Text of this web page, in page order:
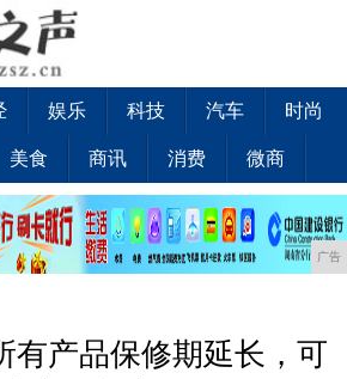
娱乐 科技 汽车 时尚
美食 商讯 消费 微商
广告
有产品保修期延长，可